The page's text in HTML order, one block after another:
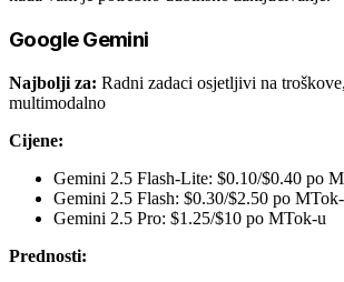
Google Gemini
Najbolji za: Radni zadaci osjetljivi na
multimodalno
Cijene:
Gemini 2.5 Flash-Lite: $0.10/$0.40 po
Gemini 2.5 Flash: $0.30/$2.50 po
Gemini 2.5 Pro: $1.25/$10 po MTok-u
Prednosti: